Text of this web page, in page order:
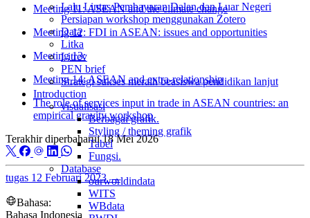
Lalu Lintas Pembayaran Dalan dan Luar Negeri
Persiapan workshop menggunakan Zotero
Data
Litka
Litrev
PEN brief
Strategi sukses meraih beasiswa pendidikan lanjut
Introduction
visualisasi
Berbagai grafik.
Styling / theming grafik
Tabel
Fungsi.
Database
ourworldindata
WITS
WBdata
Meeting 11: ASEAN and the climate change
Meeting 12: FDI in ASEAN: issues and opportunities
Meeting 13:
Meeting 14: ASEAN and extra-relationship
The role of services input in trade in ASEAN countries: an
empirical gravity workshop
Terakhir diperbaharui18 Mei 2026
tugas 12 Februari 2023→
Bahasa:
Bahasa Indonesia